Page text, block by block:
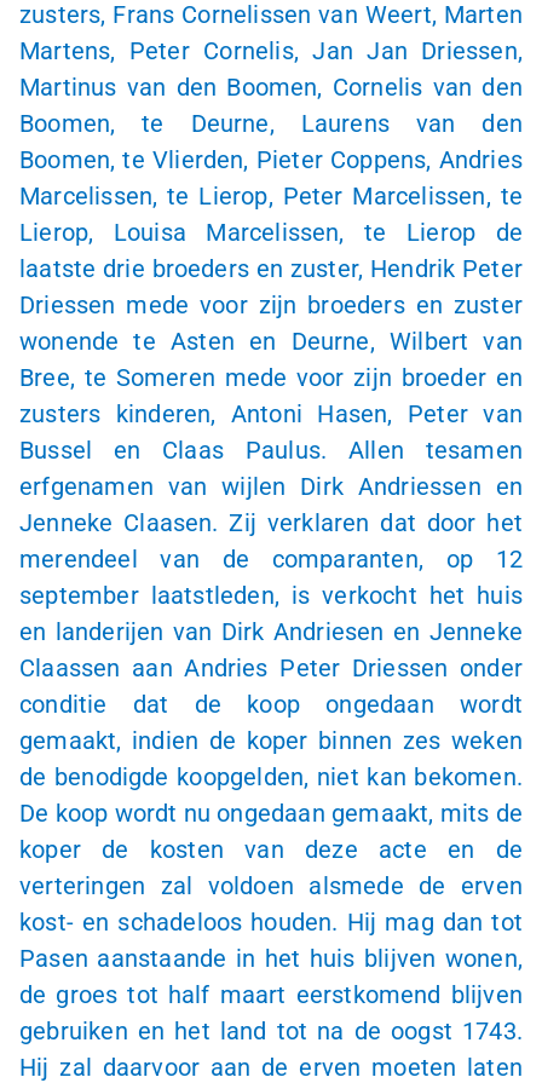
zusters, Frans Cornelissen van Weert, Marten
Martens, Peter Cornelis, Jan Jan Driessen,
Martinus van den Boomen, Cornelis van den
Boomen, te Deurne, Laurens van den
Boomen, te Vlierden, Pieter Coppens, Andries
Marcelissen, te Lierop, Peter Marcelissen, te
Lierop, Louisa Marcelissen, te Lierop de
laatste drie broeders en zuster, Hendrik Peter
Driessen mede voor zijn broeders en zuster
wonende te Asten en Deurne, Wilbert van
Bree, te Someren mede voor zijn broeder en
zusters kinderen, Antoni Hasen, Peter van
Bussel en Claas Paulus. Allen tesamen
erfgenamen van wijlen Dirk Andriessen en
Jenneke Claasen. Zij verklaren dat door het
merendeel van de comparanten, op 12
september laatstleden, is verkocht het huis
en landerijen van Dirk Andriesen en Jenneke
Claassen aan Andries Peter Driessen onder
conditie dat de koop ongedaan wordt
gemaakt, indien de koper binnen zes weken
de benodigde koopgelden, niet kan bekomen.
De koop wordt nu ongedaan gemaakt, mits de
koper de kosten van deze acte en de
verteringen zal voldoen alsmede de erven
kost- en schadeloos houden. Hij mag dan tot
Pasen aanstaande in het huis blijven wonen,
de groes tot half maart eerstkomend blijven
gebruiken en het land tot na de oogst 1743.
Hij zal daarvoor aan de erven moeten laten